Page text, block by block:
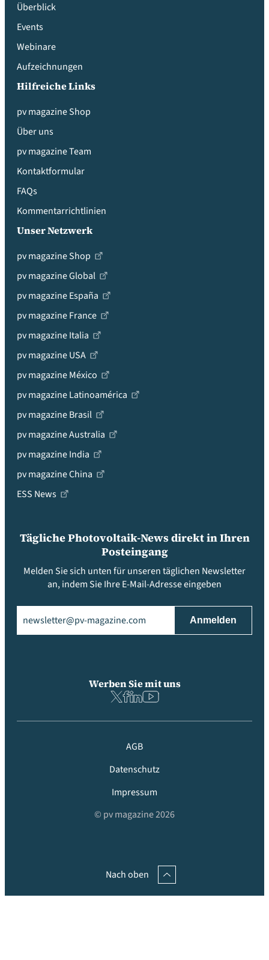
Überblick
Events
Webinare
Aufzeichnungen
Hilfreiche Links
pv magazine Shop
Über uns
pv magazine Team
Kontaktformular
FAQs
Kommentarrichtlinien
Unser Netzwerk
pv magazine Shop
pv magazine Global
pv magazine España
pv magazine France
pv magazine Italia
pv magazine USA
pv magazine México
pv magazine Latinoamérica
pv magazine Brasil
pv magazine Australia
pv magazine India
pv magazine China
ESS News
Tägliche Photovoltaik-News direkt in Ihren
Posteingang
Melden Sie sich unten für unseren täglichen Newsletter
an, indem Sie Ihre E-Mail-Adresse eingeben
Werben Sie mit uns
AGB
Datenschutz
Impressum
© pv magazine 2026
Nach oben